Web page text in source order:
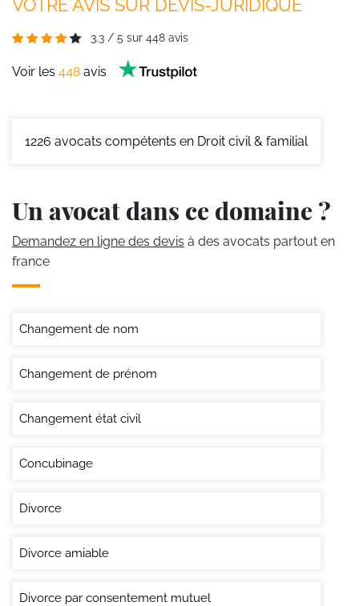
VOTRE AVIS SUR DEVIS-JURIDIQUE
3.3 / 5 sur 448 avis
Voir les 448 avis
1226 avocats compétents en Droit civil & familial
Un avocat dans ce domaine ?
Demandez en ligne des devis à des avocats partout en
france
Changement de nom
Changement de prénom
Changement état civil
Concubinage
Divorce
Divorce amiable
Divorce par consentement mutuel